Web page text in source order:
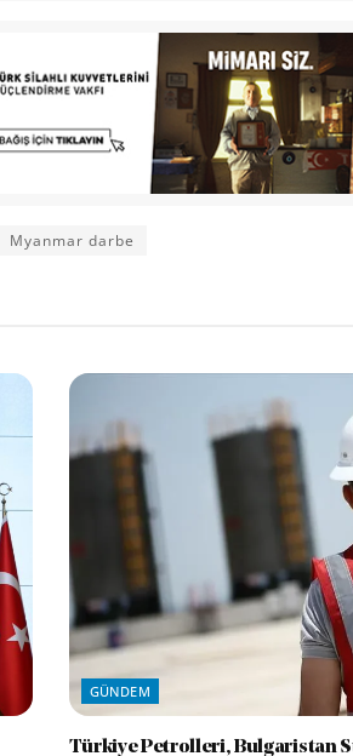
Myanmar darbe
GÜNDEM
Türkiye Petrolleri, Bulgaristan